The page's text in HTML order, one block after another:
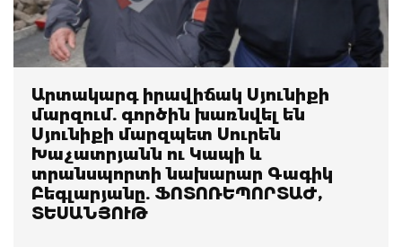
Արտակարգ իրավիճակ Սյունիքի
մարզում. գործին խառնվել են
Սյունիքի մարզպետ Սուրեն
Խաչատրյանն ու Կապի և
տրանսպորտի նախարար Գագիկ
Բեգլարյանը. ՖՈՏՈՌԵՊՈՐՏԱԺ,
ՏԵՍԱՆՅՈՒԹ